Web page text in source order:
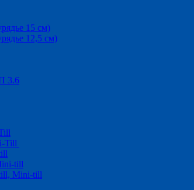
15 см)
12,5 см)
3.6
Till
till
Mini-till